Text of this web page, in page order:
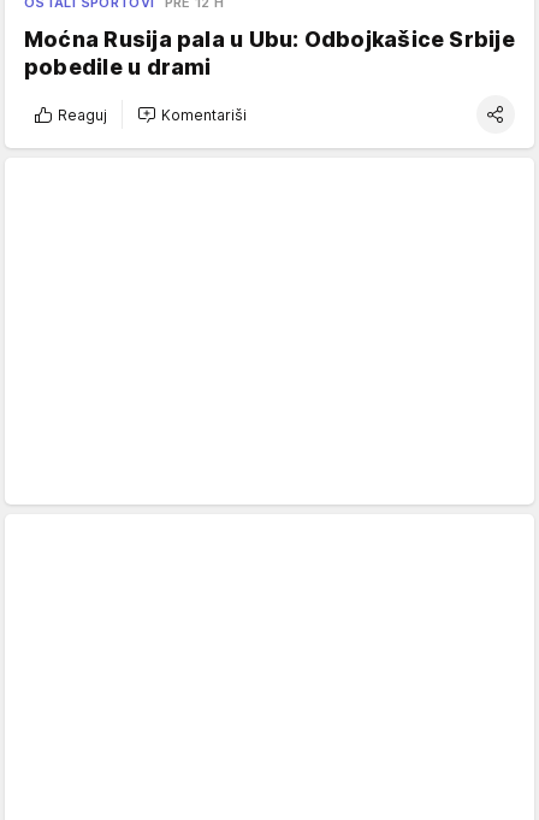
Moćna Rusija pala u Ubu: Odbojkašice Srbije
pobedile u drami
Reaguj Komentariši